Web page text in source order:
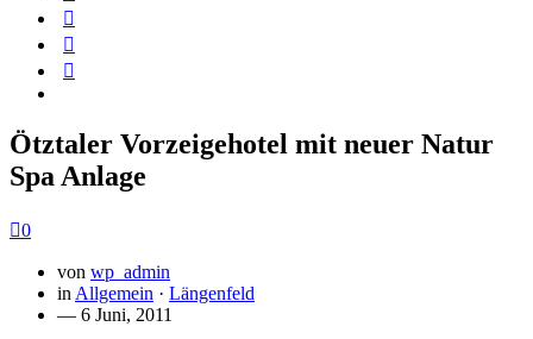
Ötztaler Vorzeigehotel mit neuer Natur
Spa Anlage
0
von wp_admin
in Allgemein · Längenfeld
— 6 Juni, 2011